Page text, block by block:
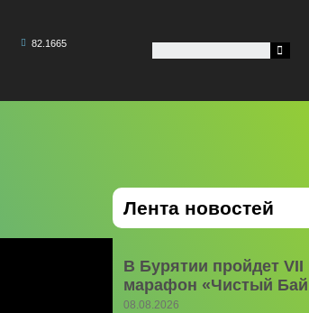
82.1665
Лента новостей
В Бурятии пройдет
марафон «Чистый
08.08.2026